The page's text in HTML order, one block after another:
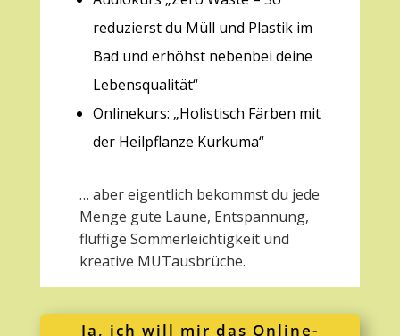
reduzierst du Müll und Plastik im
Bad und erhöhst nebenbei deine
Lebensqualität“
Onlinekurs: „Holistisch Färben mit
der Heilpflanze Kurkuma“
… aber eigentlich bekommst du jede
Menge gute Laune, Entspannung,
fluffige Sommerleichtigkeit und
kreative MUTausbrüche.
Ja, ich will mir das Online-